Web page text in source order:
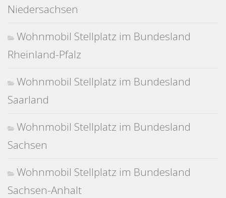
Niedersachsen
Wohnmobil Stellplatz im Bundesland
Rheinland-Pfalz
Wohnmobil Stellplatz im Bundesland
Saarland
Wohnmobil Stellplatz im Bundesland
Sachsen
Wohnmobil Stellplatz im Bundesland
Sachsen-Anhalt